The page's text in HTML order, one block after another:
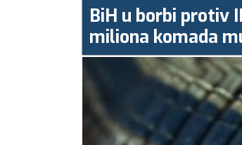
BiH u borbi protiv
miliona komada